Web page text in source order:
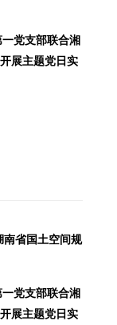
党支部联合湘
展主题党日实
南省国土空间规
党支部联合湘
展主题党日实